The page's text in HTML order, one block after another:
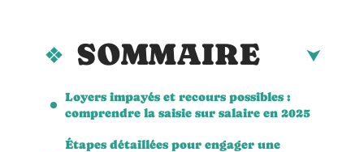
SOMMAIRE
Loyers impayés et recours possibles :
comprendre la saisie sur salaire en 2025
Étapes détaillées pour engager une